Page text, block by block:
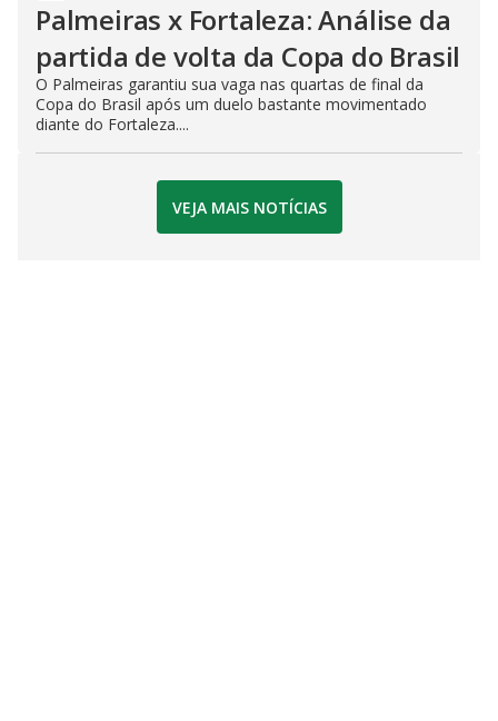
Palmeiras x Fortaleza: Análise da
partida de volta da Copa do Brasil
O Palmeiras garantiu sua vaga nas quartas de final da
Copa do Brasil após um duelo bastante movimentado
diante do Fortaleza....
VEJA MAIS NOTÍCIAS